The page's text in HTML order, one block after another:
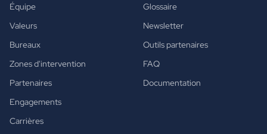
Équipe
Valeurs
Bureaux
Zones d'intervention
Partenaires
Engagements
Carrières
Glossaire
Newsletter
Outils partenaires
FAQ
Documentation